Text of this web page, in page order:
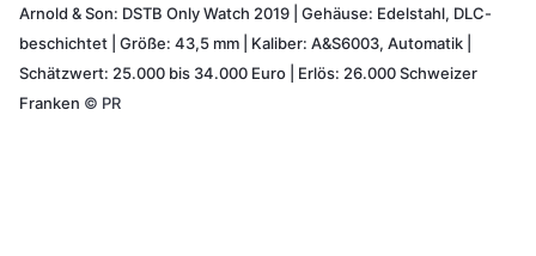
Arnold & Son: DSTB Only Watch 2019 | Gehäuse: Edelstahl, DLC-
beschichtet | Größe: 43,5 mm | Kaliber: A&S6003, Automatik |
Schätzwert: 25.000 bis 34.000 Euro | Erlös: 26.000 Schweizer
Franken © PR